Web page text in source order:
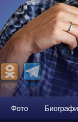
Фото